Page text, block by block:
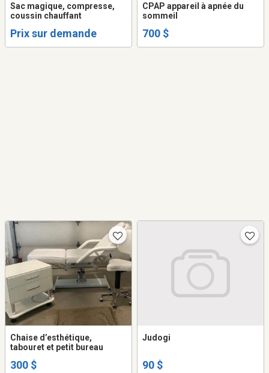
Sac magique, compresse,
coussin chauffant
Prix sur demande
CPAP appareil à apnée du
sommeil
700 $
Chaise d’esthétique,
tabouret et petit bureau
300 $
Judogi
90 $